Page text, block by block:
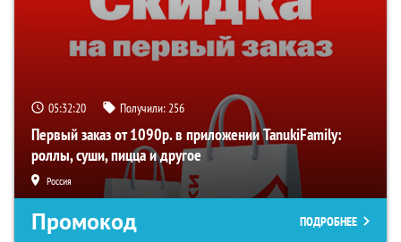
05:32:20 Получили:256
Первый заказ от 1090р. в приложении TanukiFamily:
роллы, суши, пицца и другое
Россия
Промокод ПОДРОБНЕЕ